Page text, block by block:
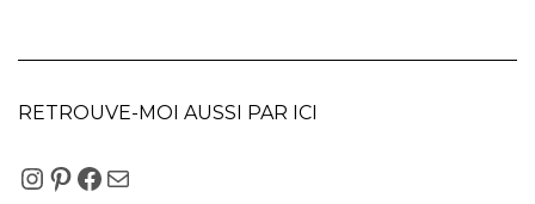
RETROUVE-MOI AUSSI PAR ICI
INSTAGRAM
PINTEREST
FACEBOOK
E-MAIL